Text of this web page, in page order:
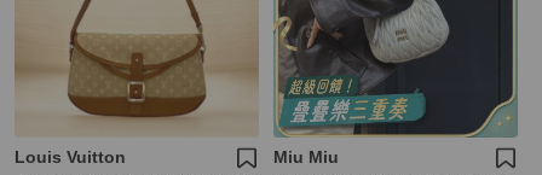
Louis Vuitton Miu Miu